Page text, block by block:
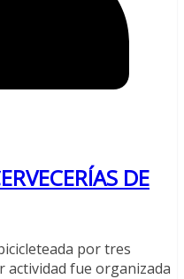
DE
por tres
actividad fue organizada